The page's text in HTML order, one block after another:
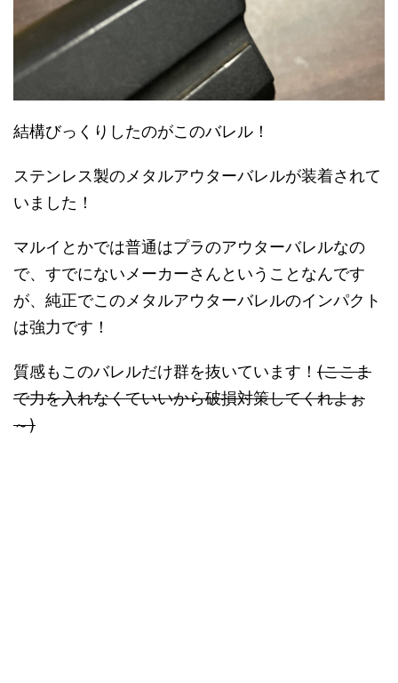
結構びっくりしたのがこのバレル！
ステンレス製のメタルアウターバレルが装着されて
いました！
マルイとかでは普通はプラのアウターバレルなの
で、すでにないメーカーさんということなんです
が、純正でこのメタルアウターバレルのインパクト
は強力です！
質感もこのバレルだけ群を抜いています！ (ここま
で力を入れなくていいから破損対策してくれよぉ
～)